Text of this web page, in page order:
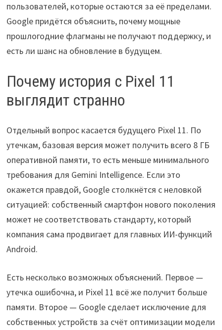
пользователей, которые остаются за её пределами.
Google придётся объяснить, почему мощные
прошлогодние флагманы не получают поддержку, и
есть ли шанс на обновление в будущем.
Почему история с Pixel 11
выглядит странно
Отдельный вопрос касается будущего Pixel 11. По
утечкам, базовая версия может получить всего 8 ГБ
оперативной памяти, то есть меньше минимального
требования для Gemini Intelligence. Если это
окажется правдой, Google столкнётся с неловкой
ситуацией: собственный смартфон нового поколения
может не соответствовать стандарту, который
компания сама продвигает для главных ИИ-функций
Android.
Есть несколько возможных объяснений. Первое —
утечка ошибочна, и Pixel 11 всё же получит больше
памяти. Второе — Google сделает исключение для
собственных устройств за счёт оптимизации модели